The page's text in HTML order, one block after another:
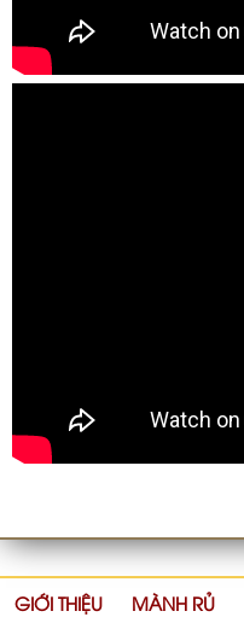
GIỚI THIỆU MÀNH RỦ